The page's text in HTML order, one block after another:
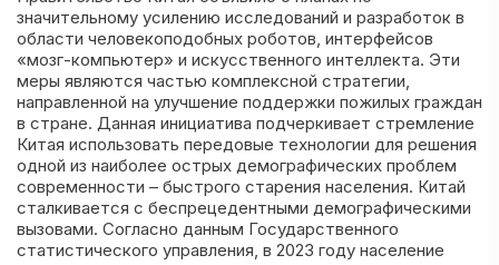
значительному усилению исследований и разработок в
области человекоподобных роботов, интерфейсов
«мозг-компьютер» и искусственного интеллекта. Эти
меры являются частью комплексной стратегии,
направленной на улучшение поддержки пожилых граждан
в стране. Данная инициатива подчеркивает стремление
Китая использовать передовые технологии для решения
одной из наиболее острых демографических проблем
современности – быстрого старения населения. Китай
сталкивается с беспрецедентными демографическими
вызовами. Согласно данным Государственного
статистического управления, в 2023 году население